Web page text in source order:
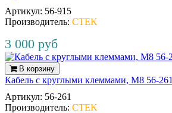
Артикул: 56‐915
Производитель: CTEK
3 000 руб
В корзину
Кабель с круглыми клеммами, М8 56‐261
Артикул: 56‐261
Производитель: CTEK